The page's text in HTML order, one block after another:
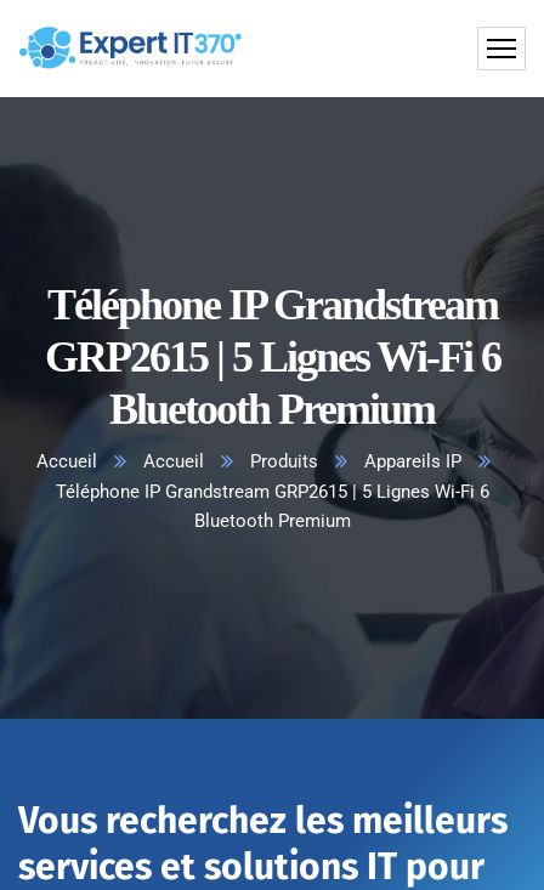
Téléphone IP Grandstream
GRP2615 | 5 Lignes Wi-Fi 6
Bluetooth Premium
Accueil Accueil Produits
Appareils IP
Téléphone IP Grandstream GRP2615 | 5 Lignes Wi-Fi 6
Bluetooth Premium
Vous recherchez les meilleurs
services et solutions IT pour